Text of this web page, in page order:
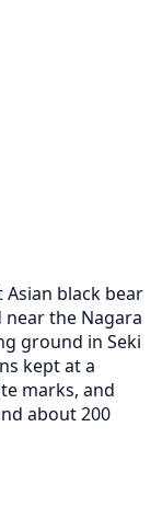
Asian black bear
the Nagara
ground in Seki
kept at a
marks, and
about 200